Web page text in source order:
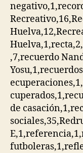
,7,recuerdo
de